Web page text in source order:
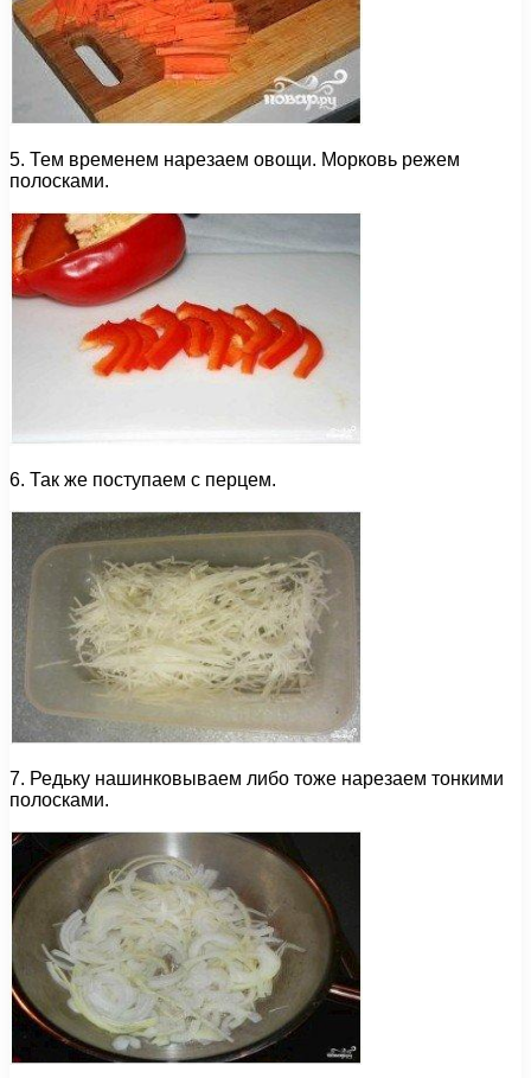
5. Тем временем нарезаем овощи. Морковь режем
полосками.
6. Так же поступаем с перцем.
7. Редьку нашинковываем либо тоже нарезаем тонкими
полосками.